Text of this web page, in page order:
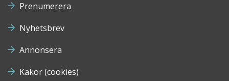
Prenumerera
Nyhetsbrev
Annonsera
Kakor (cookies)